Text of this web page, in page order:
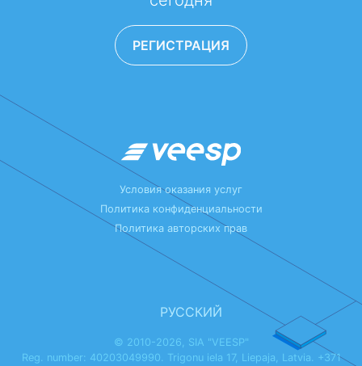
РЕГИСТРАЦИЯ
Условия оказания услуг
Политика конфиденциальности
Политика авторских прав
© 2010-2026, SIA "VEESP"
Reg. number: 40203049990. Trigonu iela 17, Liepaja, Latvia. +371
РУССКИЙ